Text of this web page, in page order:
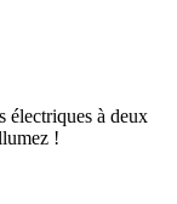
électriques à deux
!